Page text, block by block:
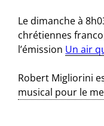
Le dimanche à
chrétiennes
l’émission Un air
Robert Migliorini
musical pour le